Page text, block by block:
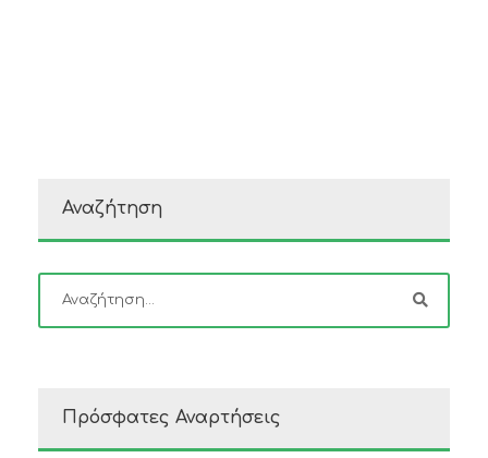
Αναζήτηση
Πρόσφατες Αναρτήσεις